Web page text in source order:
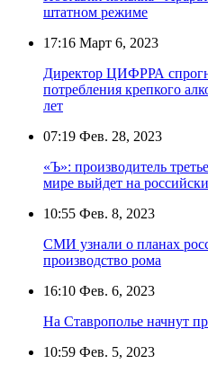
штатном режиме
17:16 Март 6, 2023
Директор ЦИФРРА
потребления крепкого
лет
07:19 Фев. 28, 2023
«Ъ»: производитель
мире выйдет на
10:55 Фев. 8, 2023
СМИ узнали о планах
производство рома
16:10 Фев. 6, 2023
На Ставрополье начнут
10:59 Фев. 5, 2023